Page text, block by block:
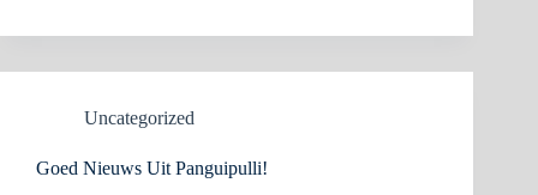
Uncategorized
Goed Nieuws Uit Panguipulli!